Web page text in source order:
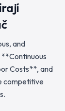
and
Costs**, and
competitive